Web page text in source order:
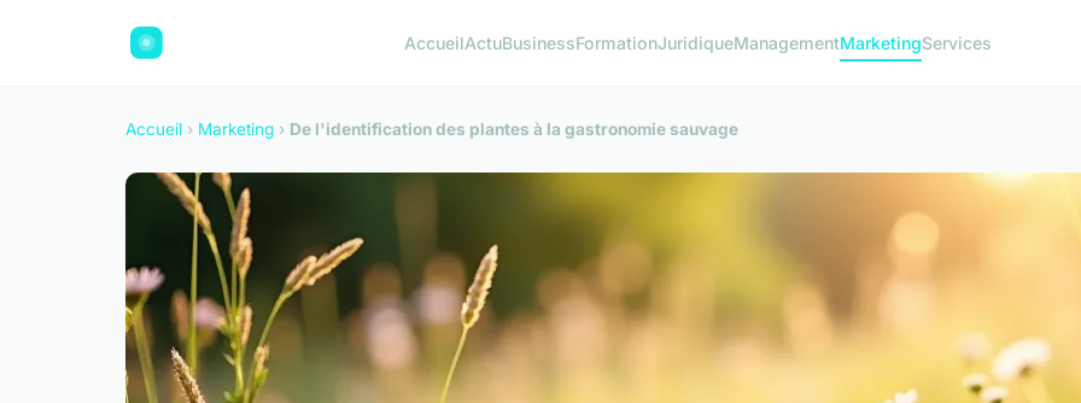
AccueilActuBusinessFormationJuridiqueManagementMarketingServices
Accueil › Marketing › De l'identification des plantes à la gastronomie sauvage